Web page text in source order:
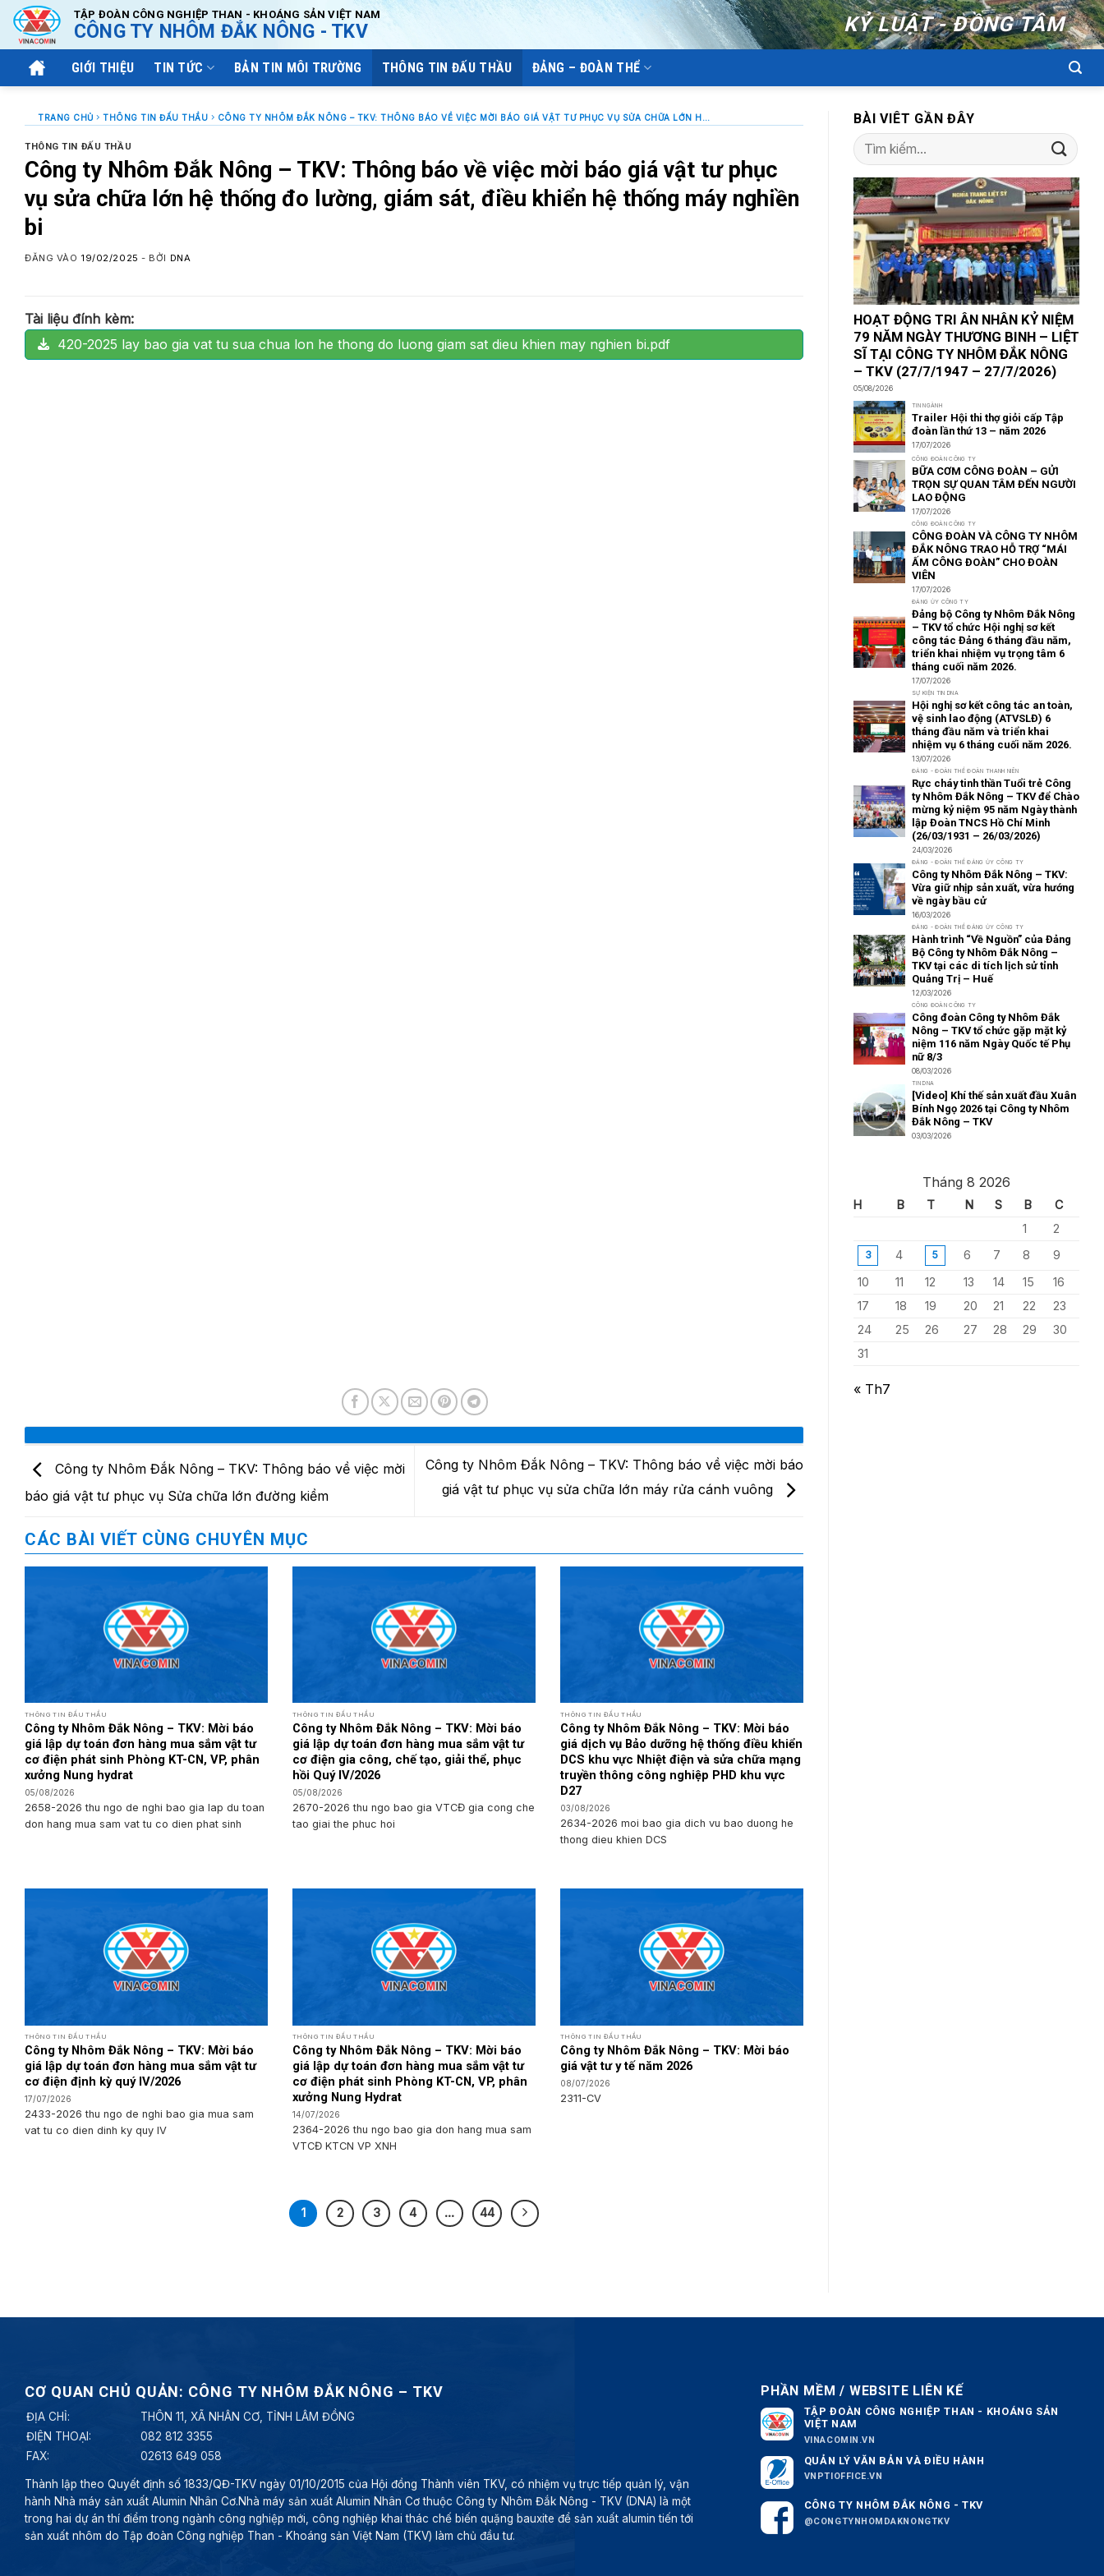
Bỏ
qua
nội
dung
TẬP ĐOÀN CÔNG NGHIỆP THAN - KHOÁNG SẢN VIỆT NAM
CÔNG TY NHÔM ĐẮK NÔNG - TKV KỶ LUẬT - ĐỒNG TÂM
GIỚI THIỆU TIN TỨC BẢN TIN MÔI TRƯỜNG THÔNG TIN ĐẤU THẦU ĐẢNG – ĐOÀN THỂ
TRANG CHỦ THÔNG TIN ĐẤU THẦU CÔNG TY NHÔM ĐẮK NÔNG – TKV: THÔNG BÁO VỀ VIỆC MỜI BÁO GIÁ VẬT TƯ PHỤC VỤ SỬA CHỮA LỚN HỆ THỐNG ĐO LƯỜNG, GIÁM SÁT, ĐIỀU KHIỂN HỆ THỐNG MÁY NGHIỀN BI
THÔNG TIN ĐẤU THẦU
Công ty Nhôm Đắk Nông – TKV: Thông báo về việc mời báo giá vật tư phục
vụ sửa chữa lớn hệ thống đo lường, giám sát, điều khiển hệ thống máy nghiền
bi
ĐĂNG VÀO 19/02/2025 - BỞI DNA
Tài liệu đính kèm:
420-2025 lay bao gia vat tu sua chua lon he thong do luong giam sat dieu khien may nghien bi.pdf
Công ty Nhôm Đắk Nông – TKV: Thông báo về việc mời
báo giá vật tư phục vụ Sửa chữa lớn đường kiềm
Công ty Nhôm Đắk Nông – TKV: Thông báo về việc mời báo
giá vật tư phục vụ sửa chữa lớn máy rửa cánh vuông
CÁC BÀI VIẾT CÙNG CHUYÊN MỤC
THÔNG TIN ĐẤU THẦU
Công ty Nhôm Đắk Nông – TKV: Mời báo
giá lập dự toán đơn hàng mua sắm vật tư
cơ điện phát sinh Phòng KT-CN, VP, phân
xưởng Nung hydrat
05/08/2026
2658-2026 thu ngo de nghi bao gia lap du toan
don hang mua sam vat tu co dien phat sinh
THÔNG TIN ĐẤU THẦU
Công ty Nhôm Đắk Nông – TKV: Mời báo
giá lập dự toán đơn hàng mua sắm vật tư
cơ điện gia công, chế tạo, giải thể, phục
hồi Quý IV/2026
05/08/2026
2670-2026 thu ngo bao gia VTCĐ gia cong che
tao giai the phuc hoi
THÔNG TIN ĐẤU THẦU
Công ty Nhôm Đắk Nông – TKV: Mời báo
giá dịch vụ Bảo dưỡng hệ thống điều khiển
DCS khu vực Nhiệt điện và sửa chữa mạng
truyền thông công nghiệp PHD khu vực
D27
03/08/2026
2634-2026 moi bao gia dich vu bao duong he
thong dieu khien DCS
THÔNG TIN ĐẤU THẦU
Công ty Nhôm Đắk Nông – TKV: Mời báo
giá lập dự toán đơn hàng mua sắm vật tư
cơ điện định kỳ quý IV/2026
17/07/2026
2433-2026 thu ngo de nghi bao gia mua sam
vat tu co dien dinh ky quy IV
THÔNG TIN ĐẤU THẦU
Công ty Nhôm Đắk Nông – TKV: Mời báo
giá lập dự toán đơn hàng mua sắm vật tư
cơ điện phát sinh Phòng KT-CN, VP, phân
xưởng Nung Hydrat
14/07/2026
2364-2026 thu ngo bao gia don hang mua sam
VTCĐ KTCN VP XNH
THÔNG TIN ĐẤU THẦU
Công ty Nhôm Đắk Nông – TKV: Mời báo
giá vật tư y tế năm 2026
08/07/2026
2311-CV
1 2 3 4 … 44
BÀI VIÊT GẦN ĐÂY
HOẠT ĐỘNG TRI ÂN NHÂN KỶ NIỆM
79 NĂM NGÀY THƯƠNG BINH – LIỆT
SĨ TẠI CÔNG TY NHÔM ĐẮK NÔNG
– TKV (27/7/1947 – 27/7/2026)
05/08/2026
TIN NGÀNH
Trailer Hội thi thợ giỏi cấp Tập
đoàn lần thứ 13 – năm 2026
17/07/2026
CÔNG ĐOÀN CÔNG TY
BỮA CƠM CÔNG ĐOÀN – GỬI
TRỌN SỰ QUAN TÂM ĐẾN NGƯỜI
LAO ĐỘNG
17/07/2026
CÔNG ĐOÀN CÔNG TY
CÔNG ĐOÀN VÀ CÔNG TY NHÔM
ĐẮK NÔNG TRAO HỖ TRỢ “MÁI
ẤM CÔNG ĐOÀN” CHO ĐOÀN
VIÊN
17/07/2026
ĐẢNG ỦY CÔNG TY
Đảng bộ Công ty Nhôm Đắk Nông
– TKV tổ chức Hội nghị sơ kết
công tác Đảng 6 tháng đầu năm,
triển khai nhiệm vụ trọng tâm 6
tháng cuối năm 2026.
17/07/2026
SỰ KIỆN TIN DNA
Hội nghị sơ kết công tác an toàn,
vệ sinh lao động (ATVSLĐ) 6
tháng đầu năm và triển khai
nhiệm vụ 6 tháng cuối năm 2026.
13/07/2026
ĐẢNG - ĐOÀN THỂ ĐOÀN THANH NIÊN
Rực cháy tinh thần Tuổi trẻ Công
ty Nhôm Đắk Nông – TKV để Chào
mừng kỷ niệm 95 năm Ngày thành
lập Đoàn TNCS Hồ Chí Minh
(26/03/1931 – 26/03/2026)
24/03/2026
ĐẢNG - ĐOÀN THỂ ĐẢNG ỦY CÔNG TY
Công ty Nhôm Đắk Nông – TKV:
Vừa giữ nhịp sản xuất, vừa hướng
về ngày bầu cử
16/03/2026
ĐẢNG - ĐOÀN THỂ ĐẢNG ỦY CÔNG TY
Hành trình “Về Nguồn” của Đảng
Bộ Công ty Nhôm Đắk Nông –
TKV tại các di tích lịch sử tỉnh
Quảng Trị – Huế
12/03/2026
CÔNG ĐOÀN CÔNG TY
Công đoàn Công ty Nhôm Đắk
Nông – TKV tổ chức gặp mặt kỷ
niệm 116 năm Ngày Quốc tế Phụ
nữ 8/3
08/03/2026
TIN DNA
[Video] Khí thế sản xuất đầu Xuân
Bính Ngọ 2026 tại Công ty Nhôm
Đắk Nông – TKV
03/03/2026
Tháng 8 2026
H B T N S B
C
1
2
3 4 5 6 7 8
9
10
11 12 13 14 15
16
17
18 19 20 21 22
23
24
25 26 27 28 29
30
31
« Th7
CƠ QUAN CHỦ QUẢN: CÔNG TY NHÔM ĐẮK NÔNG – TKV
ĐỊA CHỈ:
THÔN 11, XÃ NHÂN CƠ, TỈNH LÂM ĐỒNG
ĐIỆN THOẠI:
082 812 3355
FAX:
02613 649 058
Thành lập theo Quyết định số 1833/QĐ-TKV ngày 01/10/2015 của Hội đồng Thành viên TKV, có nhiệm vụ trực tiếp quản lý, vận
hành Nhà máy sản xuất Alumin Nhân Cơ.Nhà máy sản xuất Alumin Nhân Cơ thuộc Công ty Nhôm Đắk Nông - TKV (DNA) là một
trong hai dự án thí điểm trong ngành công nghiệp mới, công nghiệp khai thác chế biến quặng bauxite để sản xuất alumin tiến tới
sản xuất nhôm do Tập đoàn Công nghiệp Than - Khoáng sản Việt Nam (TKV) làm chủ đầu tư.
PHẦN MỀM / WEBSITE LIÊN KẾ
TẬP ĐOÀN CÔNG NGHIỆP THAN - KHOÁNG SẢN
VIỆT NAM
VINACOMIN.VN
QUẢN LÝ VĂN BẢN VÀ ĐIỀU HÀNH
VNPTIOFFICE.VN
CÔNG TY NHÔM ĐẮK NÔNG - TKV
@CONGTYNHOMDAKNONGTKV